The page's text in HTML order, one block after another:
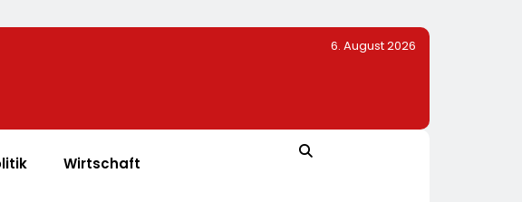
Im All-Black-Design: Der Napoleon Rogue PRO-S 525 In
Mandy Schwerendt
6. August 2026
Wirtschaft